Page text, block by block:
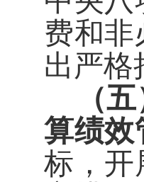
费和非
出严格
（
算绩效
标，开